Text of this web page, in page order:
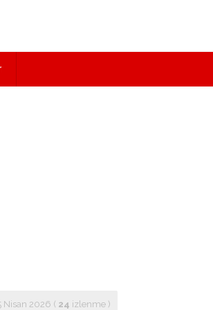
Nisan 2026 ( 24 izlenme )